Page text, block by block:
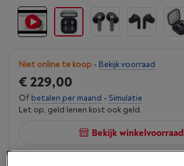
Niet online te koop - Bekijk voorraad
€ 229,00
Of betalen per maand - Simulatie
Let op, geld lenen kost ook geld.
Bekijk winkelvoorraad